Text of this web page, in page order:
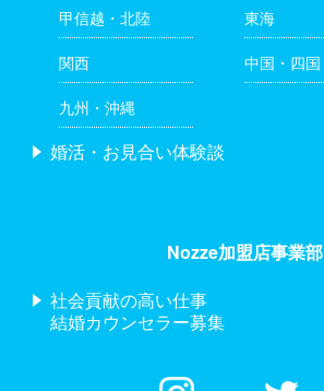
甲信越・北陸 東海
関西 中国・四国
九州・沖縄
婚活・お見合い体験談
Nozze加盟店事業部
社会貢献の高い仕事
結婚カウンセラー募集